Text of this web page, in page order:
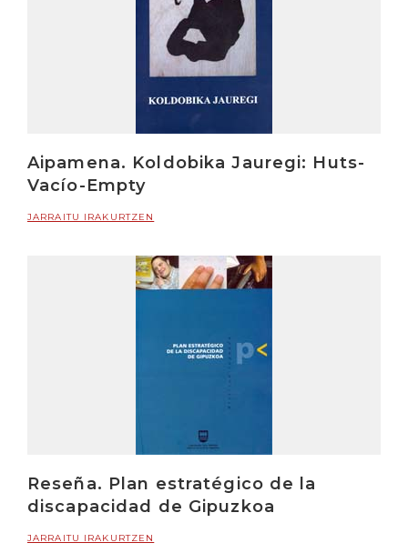
Aipamena. Koldobika Jauregi: Huts-
Vacío-Empty
JARRAITU IRAKURTZEN
Reseña. Plan estratégico de la
discapacidad de Gipuzkoa
JARRAITU IRAKURTZEN